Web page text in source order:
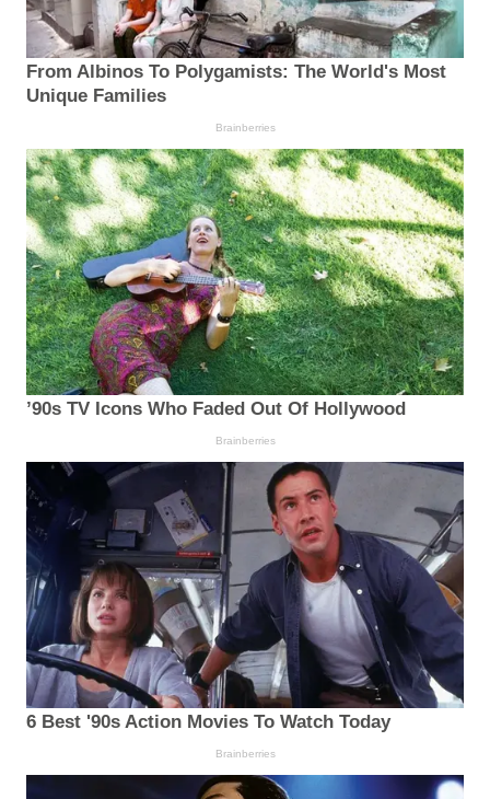
From Albinos To Polygamists: The World's Most
Unique Families
Brainberries
’90s TV Icons Who Faded Out Of Hollywood
Brainberries
6 Best '90s Action Movies To Watch Today
Brainberries